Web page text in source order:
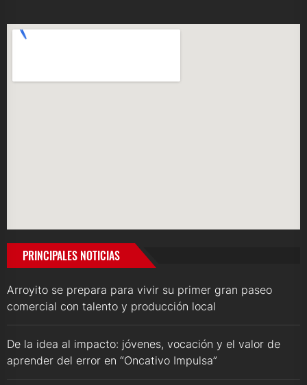
PRINCIPALES NOTICIAS
Arroyito se prepara para vivir su primer gran paseo
comercial con talento y producción local
De la idea al impacto: jóvenes, vocación y el valor de
aprender del error en “Oncativo Impulsa”